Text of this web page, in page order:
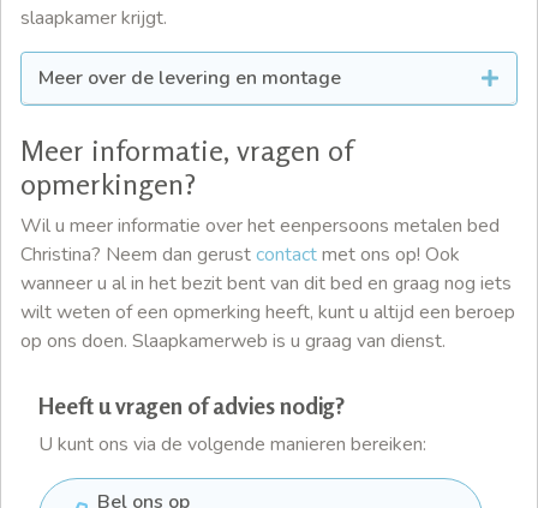
slaapkamer krijgt.
Meer over de levering en montage
Meer informatie, vragen of
opmerkingen?
Wil u meer informatie over het eenpersoons metalen bed
Christina? Neem dan gerustcontactmet ons op! Ook
wanneer u al in het bezit bent van dit bed en graag nog iets
wilt weten of een opmerking heeft, kunt u altijd een beroep
op ons doen. Slaapkamerweb is u graag van dienst.
Heeft u vragen of advies nodig?
U kunt ons via de volgende manieren bereiken:
Bel ons op